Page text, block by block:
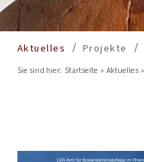
Aktuelles Projekte
Sie sind hier: Startseite Aktuelles